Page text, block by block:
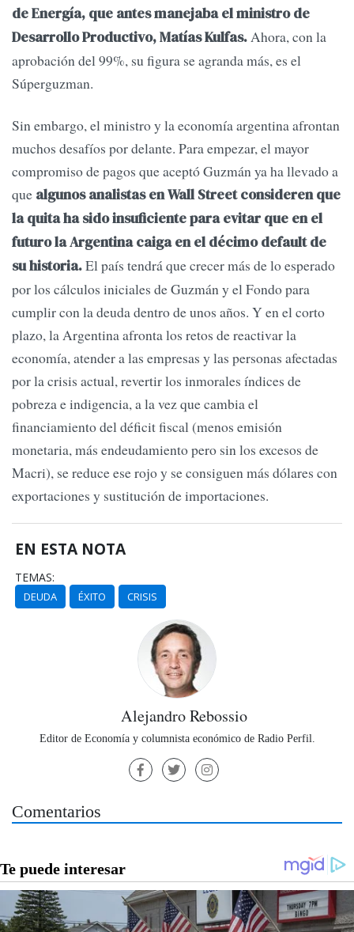
de Energía, que antes manejaba el ministro de
Desarrollo Productivo, Matías Kulfas.Ahora, con la
aprobación del 99%, su figura se agranda más, es el
Súperguzman.
Sin embargo, el ministro y la economía argentina afrontan
muchos desafíos por delante. Para empezar, el mayor
compromiso de pagos que aceptó Guzmán ya ha llevado a
que algunos analistas en Wall Street consideren que
la quita ha sido insuficiente para evitar que en el
futuro la Argentina caiga en el décimo default de
su historia.El país tendrá que crecer más de lo esperado
por los cálculos iniciales de Guzmán y el Fondo para
cumplir con la deuda dentro de unos años. Y en el corto
plazo, la Argentina afronta los retos de reactivar la
economía, atender a las empresas y las personas afectadas
por la crisis actual, revertir los inmorales índices de
pobreza e indigencia, a la vez que cambia el
financiamiento del déficit fiscal (menos emisión
monetaria, más endeudamiento pero sin los excesos de
Macri), se reduce ese rojo y se consiguen más dólares con
exportaciones y sustitución de importaciones.
EN ESTA NOTA
TEMAS:
DEUDA ÉXITO CRISIS
Alejandro Rebossio
Editor de Economía y columnista económico de Radio Perfil.
Comentarios